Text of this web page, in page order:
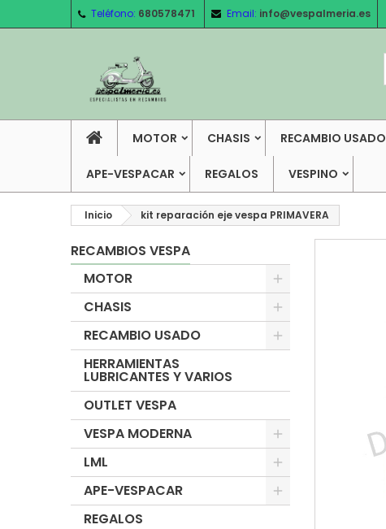
Teléfono: 680578471 Email: info@vespalmeria.es
MOTOR CHASIS RECAMBIO USADO
APE-VESPACAR REGALOS VESPINO
Inicio kit reparación eje vespa PRIMAVERA
RECAMBIOS VESPA
MOTOR
CHASIS
RECAMBIO USADO
HERRAMIENTAS
LUBRICANTES Y VARIOS
OUTLET VESPA
VESPA MODERNA
LML
APE-VESPACAR
REGALOS